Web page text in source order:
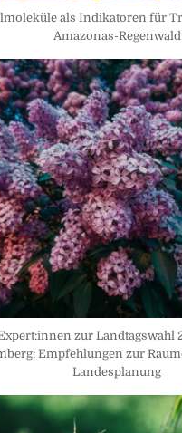
als Indikatoren für
Amazonas-Regenwald
zur Landtagswahl
Empfehlungen zur
Landesplanung